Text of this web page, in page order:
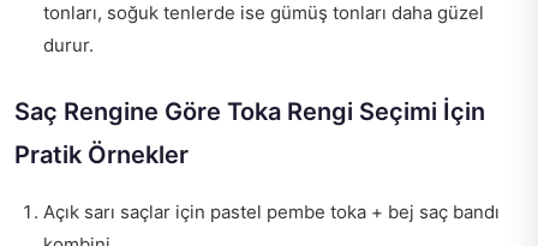
tonları, soğuk tenlerde ise gümüş tonları daha güzel
durur.
Saç Rengine Göre Toka Rengi Seçimi İçin
Pratik Örnekler
Açık sarı saçlar için pastel pembe toka + bej saç bandı